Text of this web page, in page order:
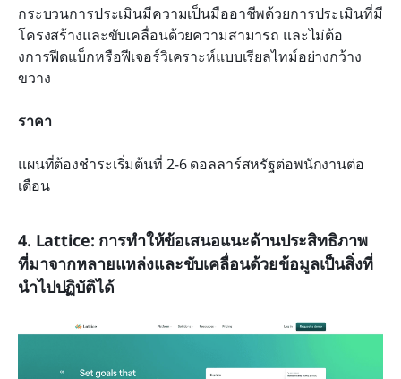
กระบวนการประเมินมีความเป็นมืออาชีพด้วยการประเมินที่มี
โครงสร้างและขับเคลื่อนด้วยความสามารถ และไม่ต้อ
งการฟีดแบ็กหรือฟีเจอร์วิเคราะห์แบบเรียลไทม์อย่างกว้าง
ขวาง
ราคา
แผนที่ต้องชำระเริ่มต้นที่ 2-6 ดอลลาร์สหรัฐต่อพนักงานต่อ
เดือน
4. Lattice: การทำให้ข้อเสนอแนะด้านประสิทธิภาพ
ที่มาจากหลายแหล่งและขับเคลื่อนด้วยข้อมูลเป็นสิ่งที่
นำไปปฏิบัติได้